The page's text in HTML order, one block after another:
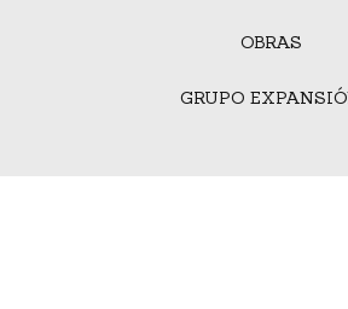
OBRAS
GRUPO